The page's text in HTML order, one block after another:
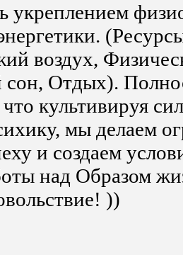
укреплением
воздух,
Отдых).
культивируя
мы делаем
и создаем
над Образом
))